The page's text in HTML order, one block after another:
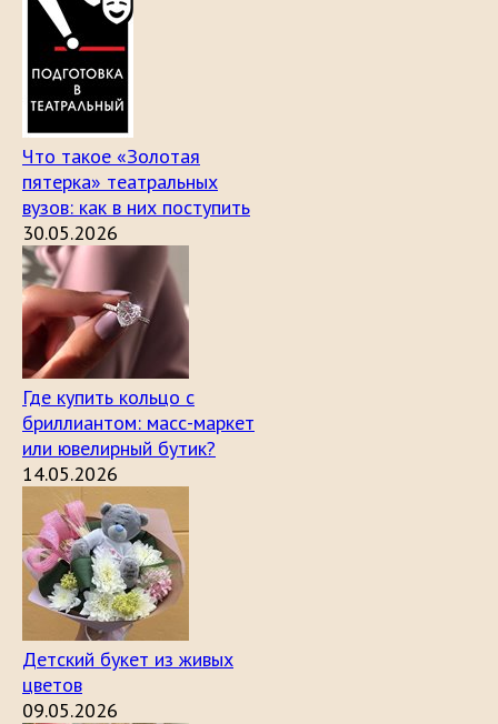
Что такое «Золотая
пятерка» театральных
вузов: как в них поступить
30.05.2026
Где купить кольцо с
бриллиантом: масс-маркет
или ювелирный бутик?
14.05.2026
Детский букет из живых
цветов
09.05.2026